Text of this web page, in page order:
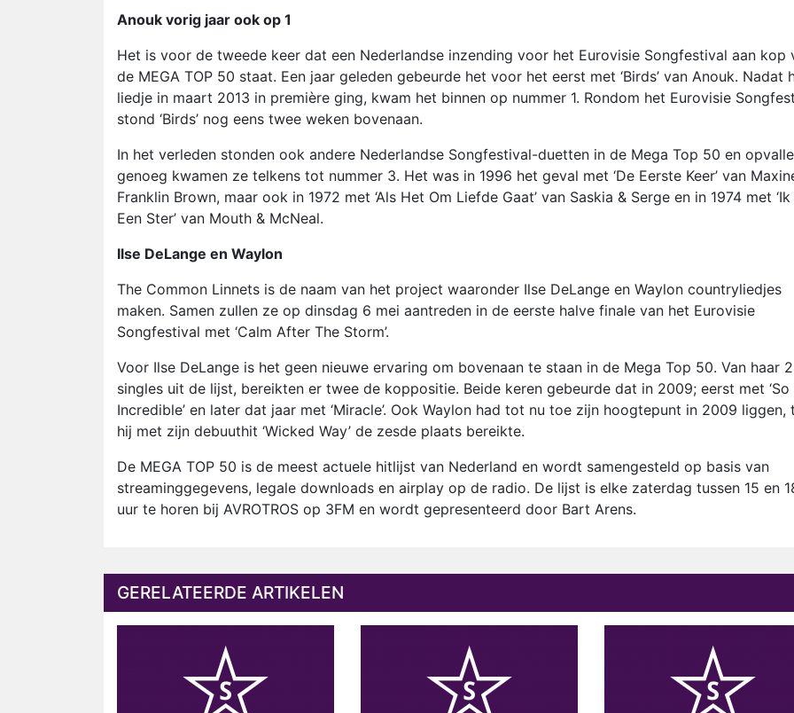
Anouk vorig jaar ook op 1
Het is voor de tweede keer dat een Nederlandse inzending voor het Eurovisie Songfestival aan kop
de MEGA TOP 50 staat. Een jaar geleden gebeurde het voor het eerst met ‘Birds’ van Anouk. Nadat
liedje in maart 2013 in première ging, kwam het binnen op nummer 1. Rondom het Eurovisie
stond ‘Birds’ nog eens twee weken bovenaan.
In het verleden stonden ook andere Nederlandse Songfestival-duetten in de Mega Top 50 en
genoeg kwamen ze telkens tot nummer 3. Het was in 1996 het geval met ‘De Eerste Keer’ van
Franklin Brown, maar ook in 1972 met ‘Als Het Om Liefde Gaat’ van Saskia & Serge en in 1974 met
Een Ster’ van Mouth & McNeal.
Ilse DeLange en Waylon
The Common Linnets is de naam van het project waaronder Ilse DeLange en Waylon countryliedjes
maken. Samen zullen ze op dinsdag 6 mei aantreden in de eerste halve finale van het Eurovisie
Songfestival met ‘Calm After The Storm’.
Voor Ilse DeLange is het geen nieuwe ervaring om bovenaan te staan in de Mega Top 50. Van haar
singles uit de lijst, bereikten er twee de koppositie. Beide keren gebeurde dat in 2009; eerst met ‘So
Incredible’ en later dat jaar met ‘Miracle’. Ook Waylon had tot nu toe zijn hoogtepunt in 2009 liggen,
hij met zijn debuuthit ‘Wicked Way’ de zesde plaats bereikte.
De MEGA TOP 50 is de meest actuele hitlijst van Nederland en wordt samengesteld op basis van
streaminggegevens, legale downloads en airplay op de radio. De lijst is elke zaterdag tussen 15 en
uur te horen bij AVROTROS op 3FM en wordt gepresenteerd door Bart Arens.
GERELATEERDE ARTIKELEN